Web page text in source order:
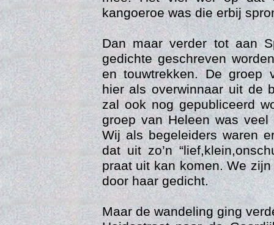
kangoeroe was die erbij
Dan maar verder tot aan
gedichte geschreven
en touwtrekken. De groep
hier als overwinnaar uit de
zal ook nog gepubliceerd
groep van Heleen was
Wij als begeleiders waren
dat uit zo’n
praat uit kan komen. We
door haar gedicht.
Maar de wandeling ging